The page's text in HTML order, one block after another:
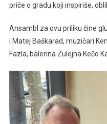
priče o gradu koji inspiriše,
Ansambl za ovu priliku čine
i Matej Baškarad, muzičari
Fazla, balerina Zulejha Kečo